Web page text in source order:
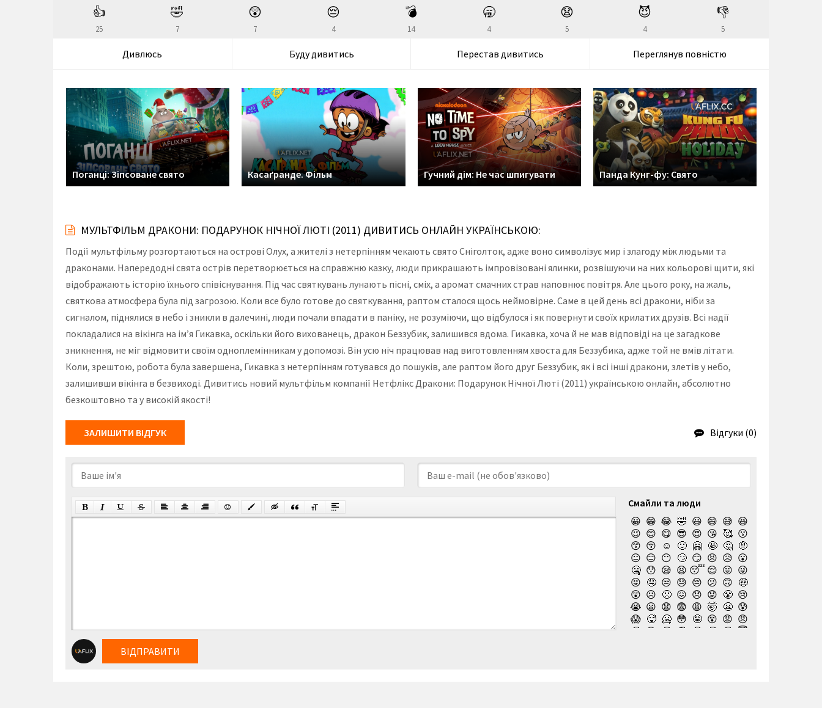
👍
25
🤣
7
😲
7
😔
4
💣
14
🥱
4
😧
5
😈
4
👎
5
Дивлюсь Буду дивитись Перестав дивитись Переглянув повністю
Поганці: Зіпсоване свято Касаґранде. Фільм Гучний дім: Не час шпигувати Панда Кунг-фу: Свято
МУЛЬТФІЛЬМ ДРАКОНИ: ПОДАРУНОК НІЧНОЇ ЛЮТІ (2011) ДИВИТИСЬ ОНЛАЙН УКРАЇНСЬКОЮ:
Події мультфільму розгортаються на острові Олух, а жителі з нетерпінням чекають свято Сніголток, адже воно символізує мир і злагоду між людьми та
драконами. Напередодні свята острів перетворюється на справжню казку, люди прикрашають імпровізовані ялинки, розвішуючи на них кольорові щити, які
відображають історію їхнього співіснування. Під час святкувань лунають пісні, сміх, а аромат смачних страв наповнює повітря. Але цього року, на жаль,
святкова атмосфера була під загрозою. Коли все було готове до святкування, раптом сталося щось неймовірне. Саме в цей день всі дракони, ніби за
сигналом, піднялися в небо і зникли в далечині, люди почали впадати в паніку, не розуміючи, що відбулося і як повернути своїх крилатих друзів. Всі надії
покладалися на вікінга на ім’я Гикавка, оскільки його вихованець, дракон Беззубик, залишився вдома. Гикавка, хоча й не мав відповіді на це загадкове
зникнення, не міг відмовити своїм одноплемінникам у допомозі. Він усю ніч працював над виготовленням хвоста для Беззубика, адже той не вмів літати.
Коли, зрештою, робота була завершена, Гикавка з нетерпінням готувався до пошуків, але раптом його друг Беззубик, як і всі інші дракони, злетів у небо,
залишивши вікінга в безвиході. Дивитись новий мультфільм компанії Нетфлікс Дракони: Подарунок Нічної Люті (2011) українською онлайн, абсолютно
безкоштовно та у високій якості!
ЗАЛИШИТИ ВІДГУК Відгуки (0)
Смайли та люди
😀 😁 😂 🤣 😃 😄 😅 😆
😉 😊 😋 😎 😍 😘 🥰 😗
😙 😚 ☺️ 🙂 🤗 🤩 🤔 🤨
😐 😑 😶 🙄 😏 😣 😥 😮
🤐 😯 😪 😫 😴 😌 😛 😜
😝 🤤 😒 😓 😔 😕 🙃 🤑
😲 ☹️ 🙁 😖 😞 😟 😤 😢
😭 😦 😧 😨 😩 🤯 😬 😰
😱 🥵 🥶 😳 🤪 😵 😡 😠
🤬
😷 🤒 🤕 🤢 🤮 🤧 😇
ВІДПРАВИТИ